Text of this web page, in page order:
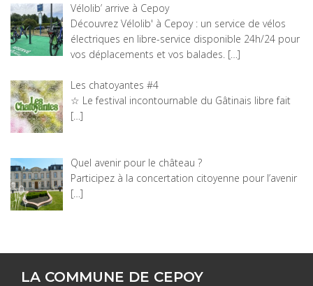
Vélolib’ arrive à Cepoy
Découvrez Vélolib' à Cepoy : un service de vélos
électriques en libre-service disponible 24h/24 pour
vos déplacements et vos balades. […]
Les chatoyantes #4
☆ Le festival incontournable du Gâtinais libre fait
[…]
Quel avenir pour le château ?
Participez à la concertation citoyenne pour l’avenir
[…]
LA COMMUNE DE CEPOY